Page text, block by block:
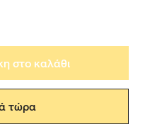
στο καλάθι
τώρα